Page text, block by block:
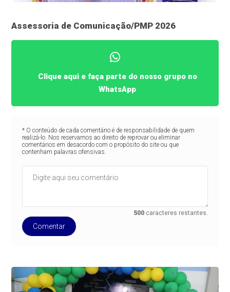
Assessoria de Comunicação/PMP 2026
Clique aqui e faça parte do nosso grupo no
WhatsApp
* O conteúdo de cada comentário é de responsabilidade de quem
realizá-lo. Nos reservamos ao direito de reprovar ou eliminar
comentários em desacordo com o propósito do site ou que
contenham palavras ofensivas.
500 caracteres restantes.
Comentar